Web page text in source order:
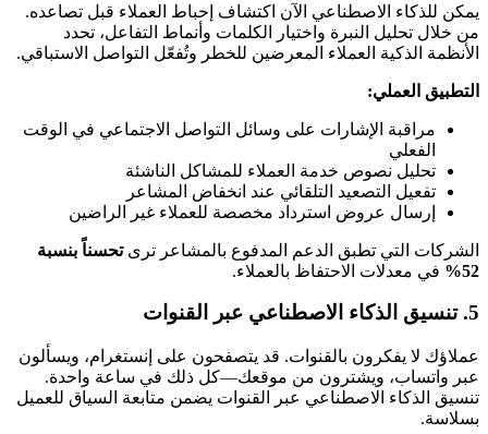
يمكن للذكاء الاصطناعي الآن اكتشاف إحباط العملاء قبل تصاعده.
من خلال تحليل النبرة واختيار الكلمات وأنماط التفاعل، تحدد
الأنظمة الذكية العملاء المعرضين للخطر وتُفعّل التواصل الاستباقي.
التطبيق العملي:
مراقبة الإشارات على وسائل التواصل الاجتماعي في الوقت
الفعلي
تحليل نصوص خدمة العملاء للمشاكل الناشئة
تفعيل التصعيد التلقائي عند انخفاض المشاعر
إرسال عروض استرداد مخصصة للعملاء غير الراضين
الشركات التي تطبق الدعم المدفوع بالمشاعر ترىتحسناً بنسبة
52%
في معدلات الاحتفاظ بالعملاء.
5. تنسيق الذكاء الاصطناعي عبر القنوات
عملاؤك لا يفكرون بالقنوات. قد يتصفحون على إنستغرام، ويسألون
عبر واتساب، ويشترون من موقعك—كل ذلك في ساعة واحدة.
تنسيق الذكاء الاصطناعي عبر القنوات يضمن متابعة السياق للعميل
بسلاسة.